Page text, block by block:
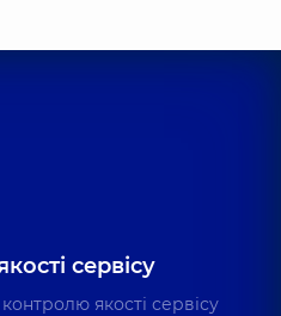
сервісу
якості сервісу